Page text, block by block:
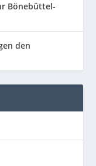
Bönebüttel-
den